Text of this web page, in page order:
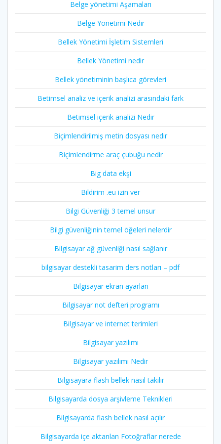
Belge yönetimi Aşamaları
Belge Yönetimi Nedir
Bellek Yönetimi İşletim Sistemleri
Bellek Yönetimi nedir
Bellek yönetiminin başlıca görevleri
Betimsel analiz ve içerik analizi arasındaki fark
Betimsel içerik analizi Nedir
Biçimlendirilmiş metin dosyası nedir
Biçimlendirme araç çubuğu nedir
Big data ekşi
Bildirim .eu izin ver
Bilgi Güvenliği 3 temel unsur
Bilgi güvenliğinin temel öğeleri nelerdir
Bilgisayar ağ güvenliği nasıl sağlanır
bilgisayar destekli tasarim ders notları – pdf
Bilgisayar ekran ayarları
Bilgisayar not defteri programı
Bilgisayar ve internet terimleri
Bilgisayar yazılımı
Bilgisayar yazılımı Nedir
Bilgisayara flash bellek nasıl takılır
Bilgisayarda dosya arşivleme Teknikleri
Bilgisayarda flash bellek nasıl açılır
Bilgisayarda içe aktarılan Fotoğraflar nerede